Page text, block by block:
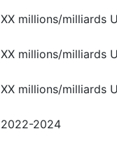
XX millions/milliards
XX millions/milliards
XX millions/milliards
2022-2024